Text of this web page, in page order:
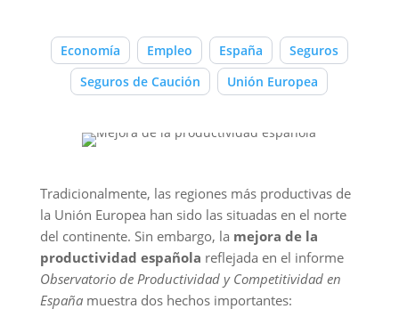
Economía Empleo España
Seguros
Seguros de Caución
Unión Europea
Tradicionalmente, las regiones más productivas de
la Unión Europea han sido las situadas en el norte
del continente. Sin embargo, la mejora de la
productividad española reflejada en el informe
Observatorio de Productividad y Competitividad en
Españamuestra dos hechos importantes: